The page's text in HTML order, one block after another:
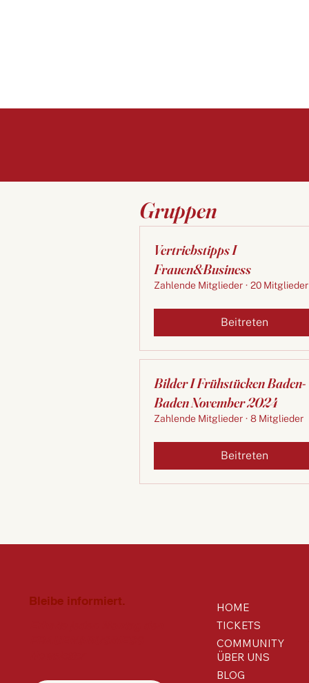
Gruppen
Vertriebstipps I
Frauen&Business
Zahlende Mitglieder · 20 Mitglieder
Beitreten
Bilder I Frühstücken Baden-
Baden November 2024
Zahlende Mitglieder · 8 Mitglieder
Beitreten
Bleibe informiert.
HOME
TICKETS
COMMUNITY
ÜBER UNS
BLOG